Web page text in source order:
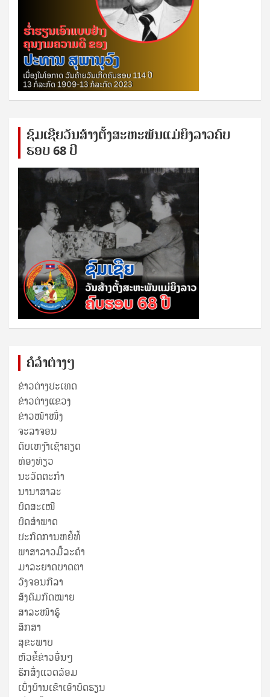
ຊົ​ມ​ເຊີຍ​ວັນ​ສ້າງ​ຕັ້ງ​ສະ​ຫະ​ພັນ​ແມ່​ຍິງ​​ລາວຄົບ​
ຮອບ 68 ປິ
ຄໍລຳຕ່າງໆ
ຂ່າວຕ່າງປະເທດ
ຂ່າວ​ຕ່າງ​ແຂວງ
ຂ່າວໜ້າໜຶ່ງ
ຈະລາຈອນ
ດັບເຫງົາເຊົາຄຽດ
ທ່ອງທ່ຽວ
ນະວັດຕະກໍາ
ນານາສາລະ
ບົດສະເໜີ
ບົດສໍາພາດ
ປະກົດການຫຍໍ້ທໍ້
ພາສາລາວມື້ລະຄຳ
ມາລະຍາດບາດຕາ
ວົງຈອນກີລາ
ສັງຄົມກົດໝາຍ
ສາລະໜ້າຮູ້
ສຶກສາ
ສຸ​ຂະ​ພາບ
ຫົວຂໍ້ຂ່າວອື່ນໆ
ຮັກສິ່ງແວດລ້ອມ
ເບິ່ງບ້ານເຂົາເອົາບົດຮຽນ